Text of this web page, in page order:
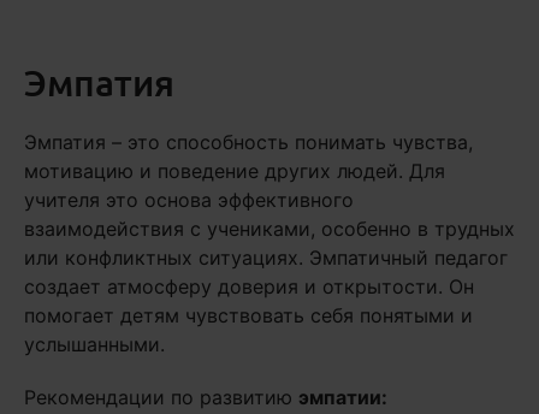
Эмпатия
Эмпатия – это способность понимать чувства,
мотивацию и поведение других людей. Для
учителя это основа эффективного
взаимодействия с учениками, особенно в трудных
или конфликтных ситуациях. Эмпатичный педагог
создает атмосферу доверия и открытости. Он
помогает детям чувствовать себя понятыми и
услышанными.
Рекомендации по развитию эмпатии: